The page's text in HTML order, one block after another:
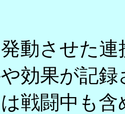
動させた
効果が記
戦闘中も